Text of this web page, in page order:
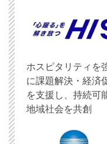
ホスピタリティを
に課題解決・経済
を支援し、持続可
地域社会を共創